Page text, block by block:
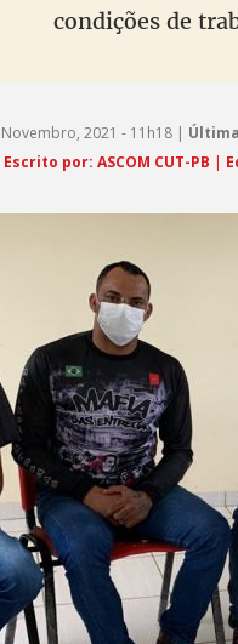
condições de
2021 - 11h18 |
Escrito por: ASCOM CUT-PB |